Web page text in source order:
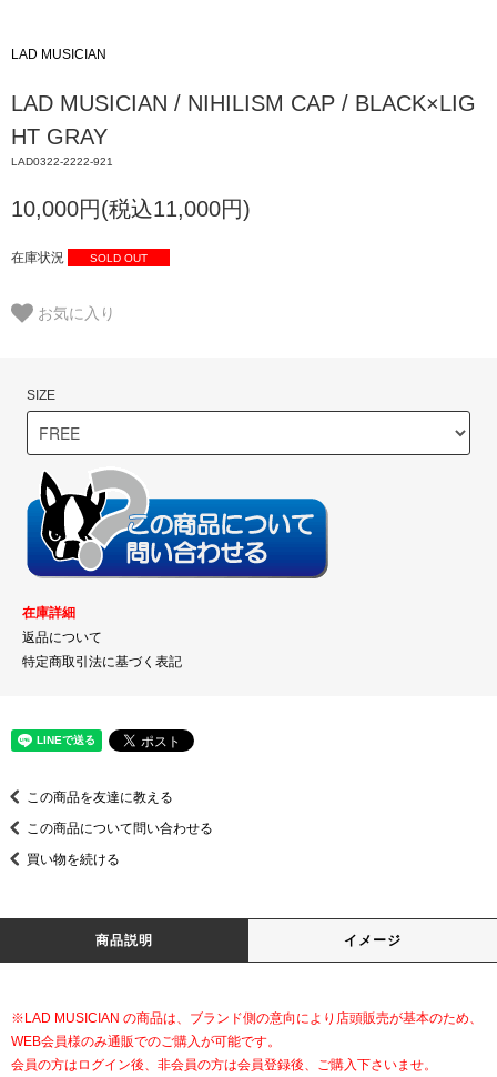
LAD MUSICIAN
LAD MUSICIAN / NIHILISM CAP / BLACK×LIG
HT GRAY
LAD0322-2222-921
10,000円(税込11,000円)
在庫状況 SOLD OUT
お気に入り
SIZE
在庫詳細
返品について
特定商取引法に基づく表記
この商品を友達に教える
この商品について問い合わせる
買い物を続ける
商品説明 イメージ
※LAD MUSICIAN の商品は、ブランド側の意向により店頭販売が基本のため、
WEB会員様のみ通販でのご購入が可能です。
会員の方はログイン後、非会員の方は会員登録後、ご購入下さいませ。